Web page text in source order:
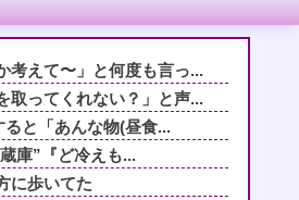
考えて〜」と何度も言っ...
取ってくれない？」と声...
と「あんな物(昼食...
庫”『ど冷えも...
に歩いてた